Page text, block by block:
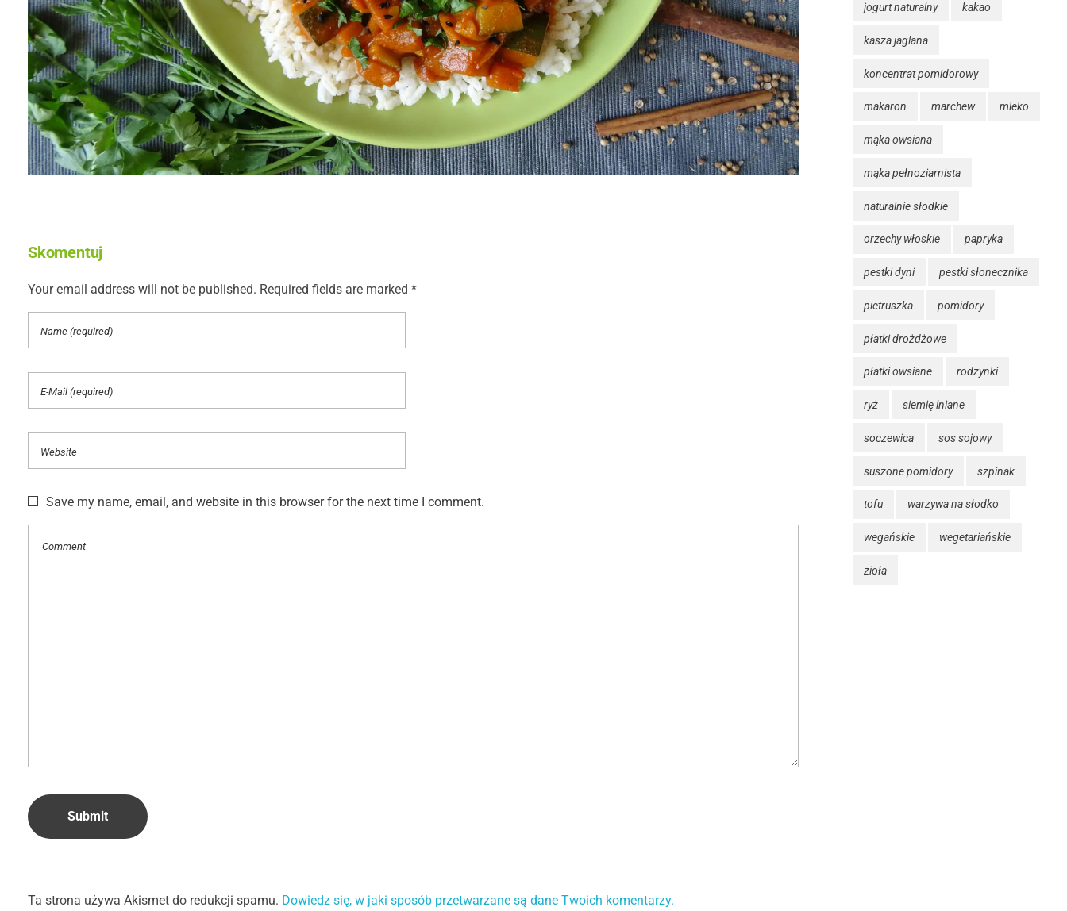
Skomentuj
Your email address will not be published. Required fields are marked *
Save my name, email, and website in this browser for the next time I comment.
Ta strona używa Akismet do redukcji spamu. Dowiedz się, w jaki sposób przetwarzane są dane Twoich komentarzy.
jogurt naturalny kakao
kasza jaglana
koncentrat pomidorowy
makaron marchew mleko
mąka owsiana
mąka pełnoziarnista
naturalnie słodkie
orzechy włoskie papryka
pestki dyni pestki słonecznika
pietruszka pomidory
płatki drożdżowe
płatki owsiane rodzynki
ryż siemię lniane
soczewica sos sojowy
suszone pomidory szpinak
tofu warzywa na słodko
wegańskie wegetariańskie
zioła